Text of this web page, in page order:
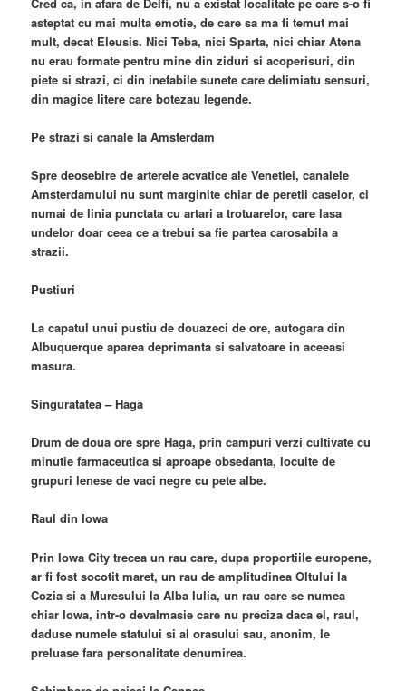
asteptat cu mai multa emotie, de care sa ma fi temut mai
mult, decat Eleusis. Nici Teba, nici Sparta, nici chiar Atena
nu erau formate pentru mine din ziduri si acoperisuri, din
piete si strazi, ci din inefabile sunete care delimiatu sensuri,
din magice litere care botezau legende.
Pe strazi si canale la Amsterdam
Spre deosebire de arterele acvatice ale Venetiei, canalele
Amsterdamului nu sunt marginite chiar de peretii caselor, ci
numai de linia punctata cu artari a trotuarelor, care lasa
undelor doar ceea ce a trebui sa fie partea carosabila a
strazii.
Pustiuri
La capatul unui pustiu de douazeci de ore, autogara din
Albuquerque aparea deprimanta si salvatoare in aceeasi
masura.
Singuratatea – Haga
Drum de doua ore spre Haga, prin campuri verzi cultivate cu
minutie farmaceutica si aproape obsedanta, locuite de
grupuri lenese de vaci negre cu pete albe.
Raul din Iowa
Prin Iowa City trecea un rau care, dupa proportiile europene,
ar fi fost socotit maret, un rau de amplitudinea Oltului la
Cozia si a Muresului la Alba Iulia, un rau care se numea
chiar Iowa, intr-o devalmasie care nu preciza daca el, raul,
daduse numele statului si al orasului sau, anonim, le
preluase fara personalitate denumirea.